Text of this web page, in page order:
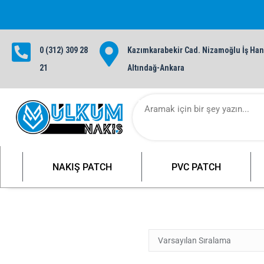
1000 TL ve üzeri siparişlerinizde
0 (312) 309 28
21
Kazımkarabekir Cad. Nizamoğlu İş
Altındağ-Ankara
NAKIŞ PATCH PVC PATCH